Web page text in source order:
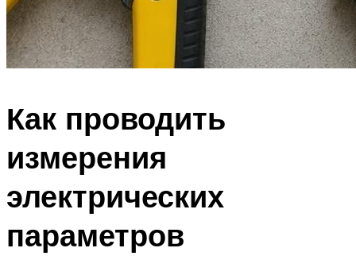
Как проводить
измерения
электрических
параметров